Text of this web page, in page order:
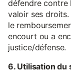
défendre contre
valoir ses
le
encourt ou a
justice/défense.
6. Utilisation du